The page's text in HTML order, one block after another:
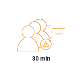
30 mln